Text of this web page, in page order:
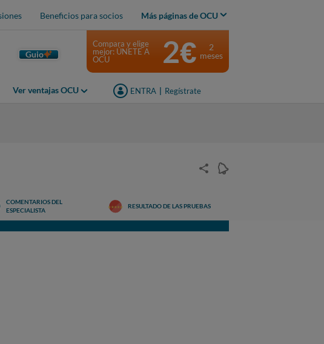
Beneficios para socios Más páginas de OCU
Guio
Ver ventajas OCU ENTRA Regístrate
Compara y elige
mejor: ÚNETE A
OCU
2€
2
meses
COMENTARIOS DEL
ESPECIALISTA
RESULTADO DE LAS PRUEBAS